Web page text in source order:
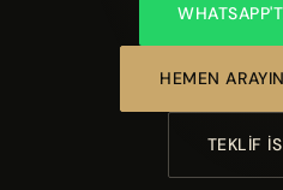
HEMEN
TEKLIF